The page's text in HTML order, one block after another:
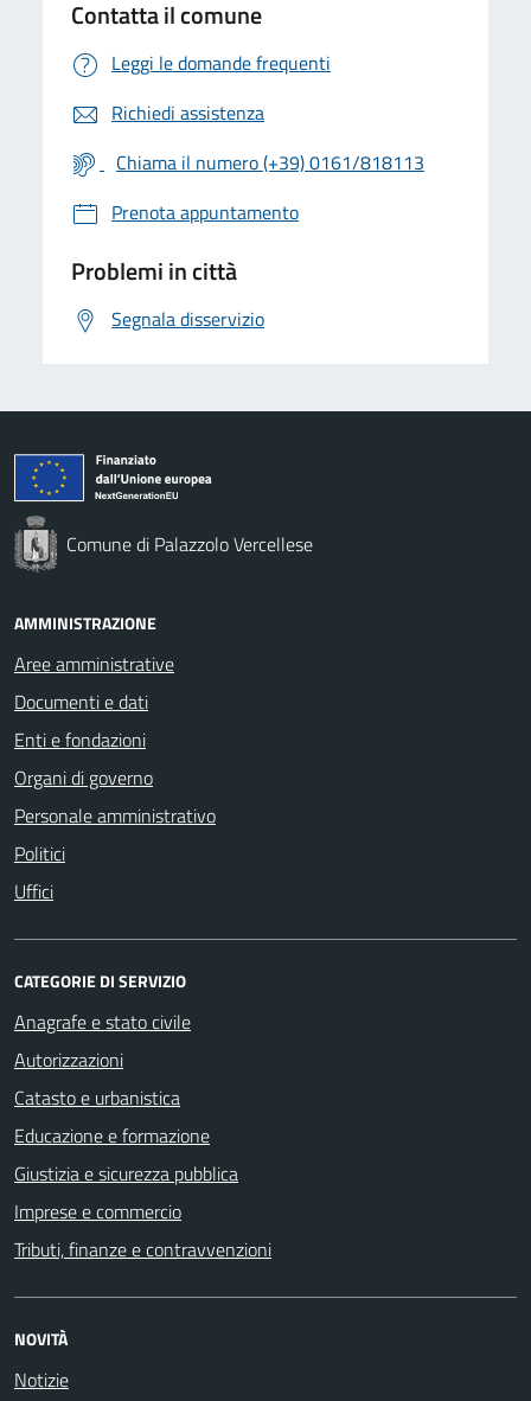
Contatta il comune
Leggi le domande frequenti
Richiedi assistenza
Chiama il numero (+39) 0161/818113
Prenota appuntamento
Problemi in città
Segnala disservizio
Comune di Palazzolo Vercellese
AMMINISTRAZIONE
Aree amministrative
Documenti e dati
Enti e fondazioni
Organi di governo
Personale amministrativo
Politici
Uffici
CATEGORIE DI SERVIZIO
Anagrafe e stato civile
Autorizzazioni
Catasto e urbanistica
Educazione e formazione
Giustizia e sicurezza pubblica
Imprese e commercio
Tributi, finanze e contravvenzioni
NOVITÀ
Notizie